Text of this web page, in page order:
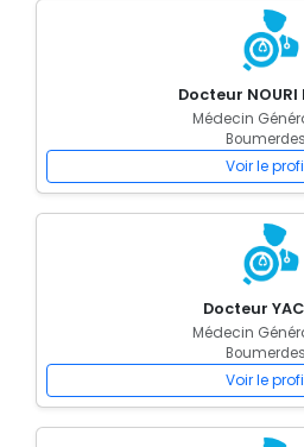
Docteur NOURI
Médecin
Boumerdes
Voir le
Docteur
Médecin
Boumerdes
Voir le